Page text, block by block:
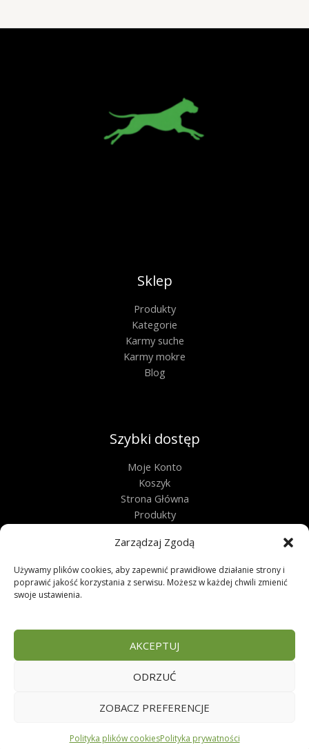
Zarządzaj Zgodą
Używamy plików cookies, aby zapewnić prawidłowe działanie strony i
poprawić jakość korzystania z serwisu. Możesz w każdej chwili zmienić
swoje ustawienia.
AKCEPTUJ
ODRZUĆ
ZOBACZ PREFERENCJE
Polityka plików cookiesPolityka prywatności
Sklep
Produkty
Kategorie
Karmy suche
Karmy mokre
Blog
Szybki dostęp
Moje Konto
Koszyk
Strona Główna
Produkty
Obługa techniczna
Regulamin
Zwroty
FAQ